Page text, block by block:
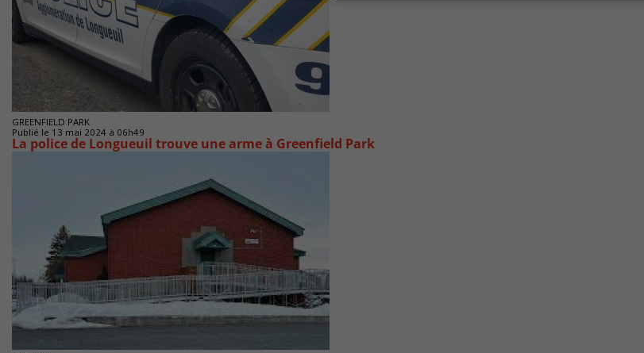
GREENFIELD PARK
Publié le 13 mai 2024 à 06h49
La police de Longueuil trouve une arme à Greenfield Park